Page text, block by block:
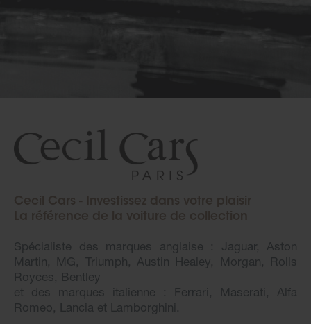
Spécialiste des marques anglaise : Jaguar, Aston
Martin, MG, Triumph, Austin Healey, Morgan, Rolls
Royces, Bentley
et des marques italienne : Ferrari, Maserati, Alfa
Romeo, Lancia et Lamborghini.